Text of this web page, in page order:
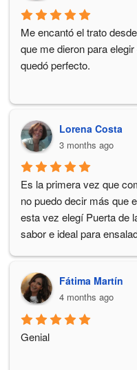
Me encantó el trato
que me dieron para
quedó perfecto.
Lorena Costa
3 months ago
Es la primera vez que
no puedo decir más que
esta vez elegí Puerta de
sabor e ideal para
Fátima Martín
4 months ago
Genial